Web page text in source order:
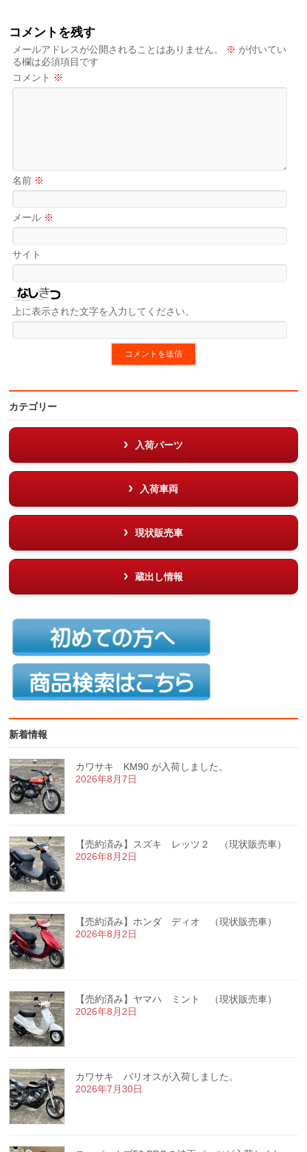
コメントを残す
メールアドレスが公開されることはありません。 ※ が付いてい
る欄は必須項目です
コメント ※
名前 ※
メール ※
サイト
上に表示された文字を入力してください。
カテゴリー
入荷パーツ
入荷車両
現状販売車
蔵出し情報
新着情報
カワサキ KM90 が入荷しました。
2026年8月7日
【売約済み】スズキ レッツ２ （現状販売車）
2026年8月2日
【売約済み】ホンダ ディオ （現状販売車）
2026年8月2日
【売約済み】ヤマハ ミント （現状販売車）
2026年8月2日
カワサキ バリオスが入荷しました。
2026年7月30日